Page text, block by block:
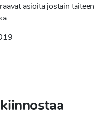
asioita jostain taiteen